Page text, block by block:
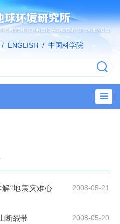
/ ENGLISH / 中国科学院
2008-05-21
“地震灾难心
2008-05-20
断裂带